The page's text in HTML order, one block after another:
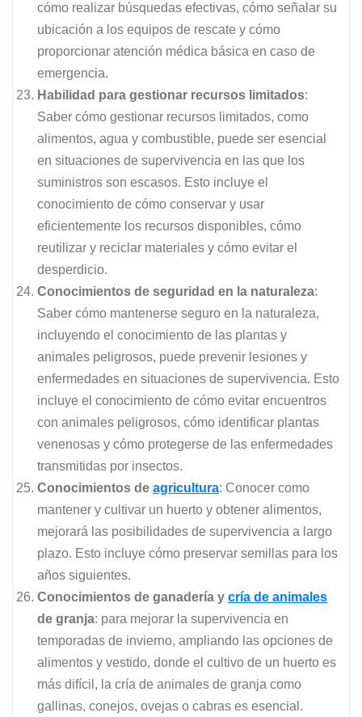
cómo realizar búsquedas efectivas, cómo señalar su
ubicación a los equipos de rescate y cómo
proporcionar atención médica básica en caso de
emergencia.
Habilidad para gestionar recursos limitados:
Saber cómo gestionar recursos limitados, como
alimentos, agua y combustible, puede ser esencial
en situaciones de supervivencia en las que los
suministros son escasos. Esto incluye el
conocimiento de cómo conservar y usar
eficientemente los recursos disponibles, cómo
reutilizar y reciclar materiales y cómo evitar el
desperdicio.
Conocimientos de seguridad en la naturaleza:
Saber cómo mantenerse seguro en la naturaleza,
incluyendo el conocimiento de las plantas y
animales peligrosos, puede prevenir lesiones y
enfermedades en situaciones de supervivencia. Esto
incluye el conocimiento de cómo evitar encuentros
con animales peligrosos, cómo identificar plantas
venenosas y cómo protegerse de las enfermedades
transmitidas por insectos.
Conocimientos de agricultura: Conocer como
mantener y cultivar un huerto y obtener alimentos,
mejorará las posibilidades de supervivencia a largo
plazo. Esto incluye cómo preservar semillas para los
años siguientes.
Conocimientos de ganadería y cría de animales
de granja: para mejorar la supervivencia en
temporadas de invierno, ampliando las opciones de
alimentos y vestido, donde el cultivo de un huerto es
más difícil, la cría de animales de granja como
gallinas, conejos, ovejas o cabras es esencial.